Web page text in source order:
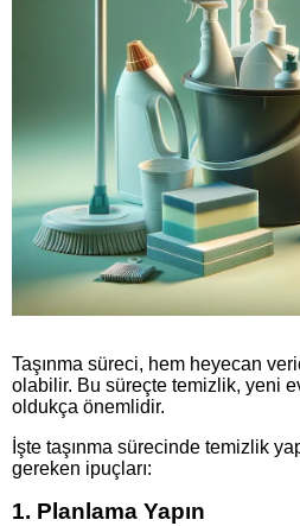
Taşınma süreci, hem heyecan
olabilir. Bu süreçte temizlik, yeni
oldukça önemlidir.
İşte taşınma sürecinde temizlik
gereken ipuçları:
1. Planlama Yapın